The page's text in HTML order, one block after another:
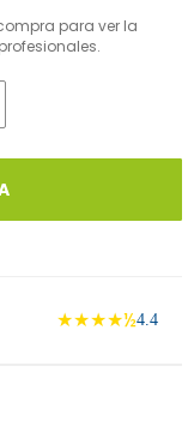
para ver la
★★★★½4.4